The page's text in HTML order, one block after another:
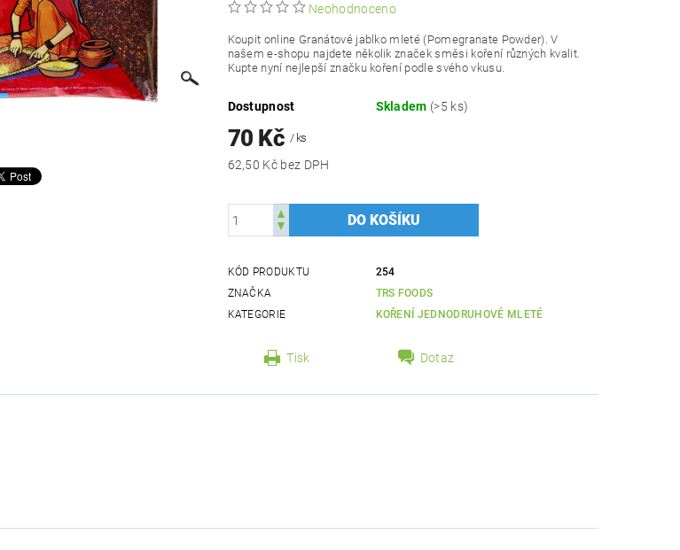
Neohodnoceno
Koupit online Granátové jablko mleté (Pomegranate Powder). V
našem e-shopu najdete několik značek směsi koření různých kvalit.
Kupte nyní nejlepší značku koření podle svého vkusu.
Dostupnost Skladem (>5 ks)
70 Kč / ks
62,50 Kč bez DPH
KÓD PRODUKTU
254
ZNAČKA
TRS FOODS
KATEGORIE
KOŘENÍ JEDNODRUHOVÉ MLETÉ
Tisk Dotaz